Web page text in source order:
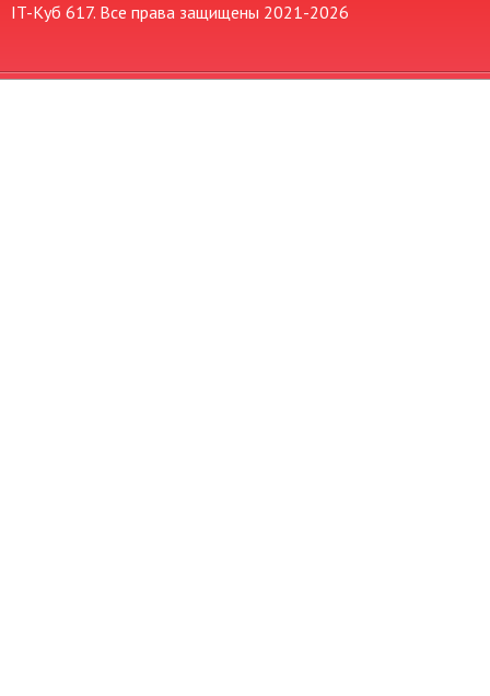
IT-Куб 617. Все права защищены 2021-2026